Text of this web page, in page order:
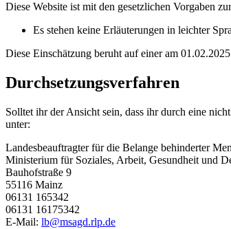
Diese Website ist mit den gesetzlichen Vorgaben
Es stehen keine Erläuterungen in leichter
Diese Einschätzung beruht auf einer am
Durchsetzungsverfahren
Solltet ihr der Ansicht sein, dass ihr durch eine
unter:
Landesbeauftragter für die Belange behinderter
Ministerium für Soziales, Arbeit, Gesundheit und
Bauhofstraße 9
55116 Mainz
06131 165342
06131 16175342
E-Mail: lb@msagd.rlp.de